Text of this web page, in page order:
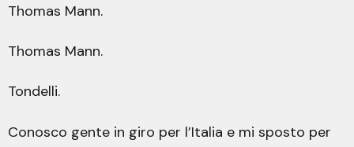
Thomas Mann.
Thomas Mann.
Tondelli.
Conosco gente in giro per l’Italia e mi sposto per